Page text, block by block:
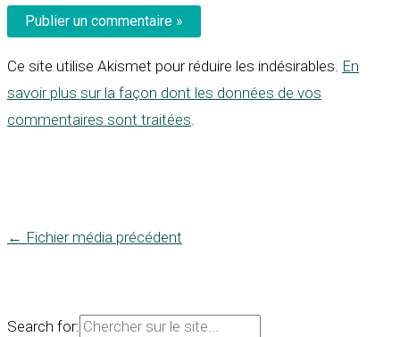
Ce site utilise Akismet pour réduire les indésirables. En
savoir plus sur la façon dont les données de vos
commentaires sont traitées.
← Fichier média précédent
Search for: